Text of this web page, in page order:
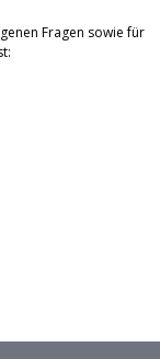
Fragen sowie für